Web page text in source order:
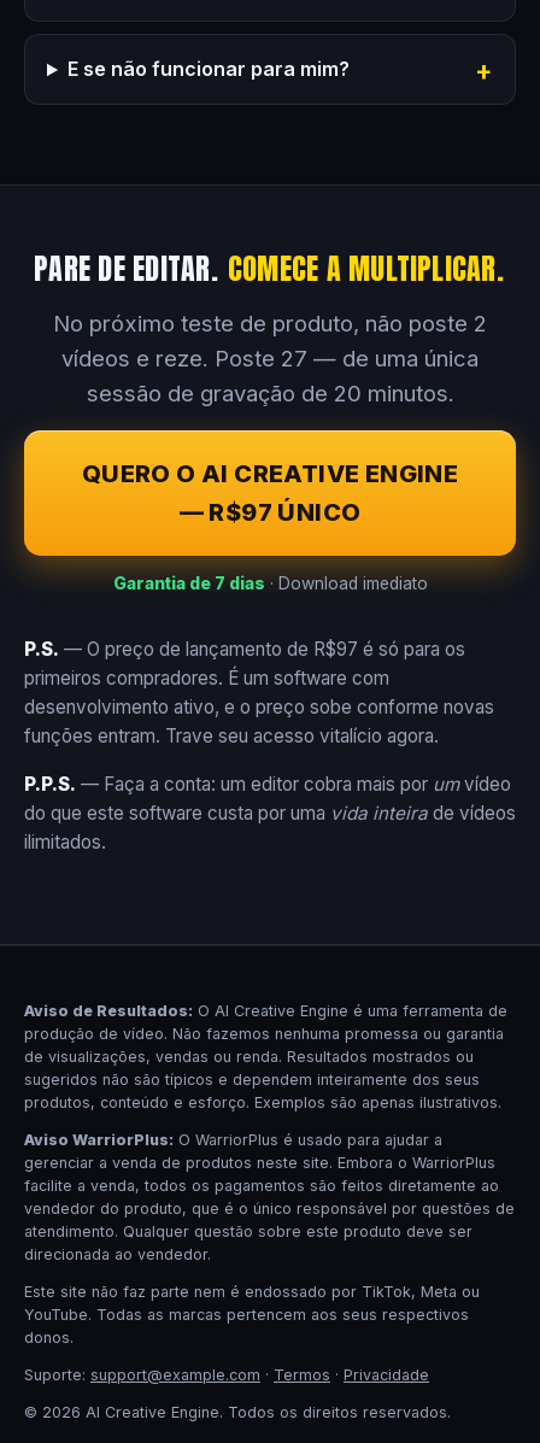
E se não funcionar para mim?
PARE DE EDITAR. COMECE A MULTIPLICAR.
No próximo teste de produto, não poste 2
vídeos e reze. Poste 27 — de uma única
sessão de gravação de 20 minutos.
QUERO O AI CREATIVE ENGINE
— R$97 ÚNICO
Garantia de 7 dias · Download imediato
P.S. — O preço de lançamento de R$97 é só para os
primeiros compradores. É um software com
desenvolvimento ativo, e o preço sobe conforme novas
funções entram. Trave seu acesso vitalício agora.
P.P.S. — Faça a conta: um editor cobra mais por umvídeo
do que este software custa por uma vida inteira de vídeos
ilimitados.
Aviso de Resultados: O AI Creative Engine é uma ferramenta de
produção de vídeo. Não fazemos nenhuma promessa ou garantia
de visualizações, vendas ou renda. Resultados mostrados ou
sugeridos não são típicos e dependem inteiramente dos seus
produtos, conteúdo e esforço. Exemplos são apenas ilustrativos.
Aviso WarriorPlus: O WarriorPlus é usado para ajudar a
gerenciar a venda de produtos neste site. Embora o WarriorPlus
facilite a venda, todos os pagamentos são feitos diretamente ao
vendedor do produto, que é o único responsável por questões de
atendimento. Qualquer questão sobre este produto deve ser
direcionada ao vendedor.
Este site não faz parte nem é endossado por TikTok, Meta ou
YouTube. Todas as marcas pertencem aos seus respectivos
donos.
Suporte: support@example.com · Termos · Privacidade
© 2026 AI Creative Engine. Todos os direitos reservados.